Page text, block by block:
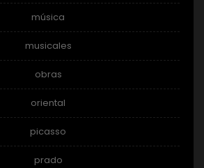
música
musicales
obras
oriental
picasso
prado